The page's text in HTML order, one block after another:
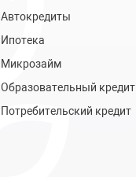
Автокредиты
Ипотека
Микрозайм
Образовательный кредит
Потребительский кредит